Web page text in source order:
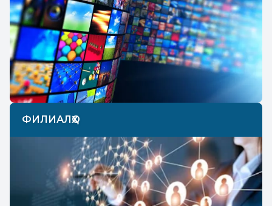
ФИЛИАЛҲО